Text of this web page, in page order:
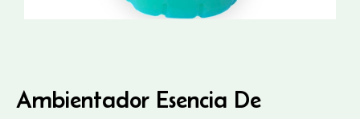
Ambientador Esencia De